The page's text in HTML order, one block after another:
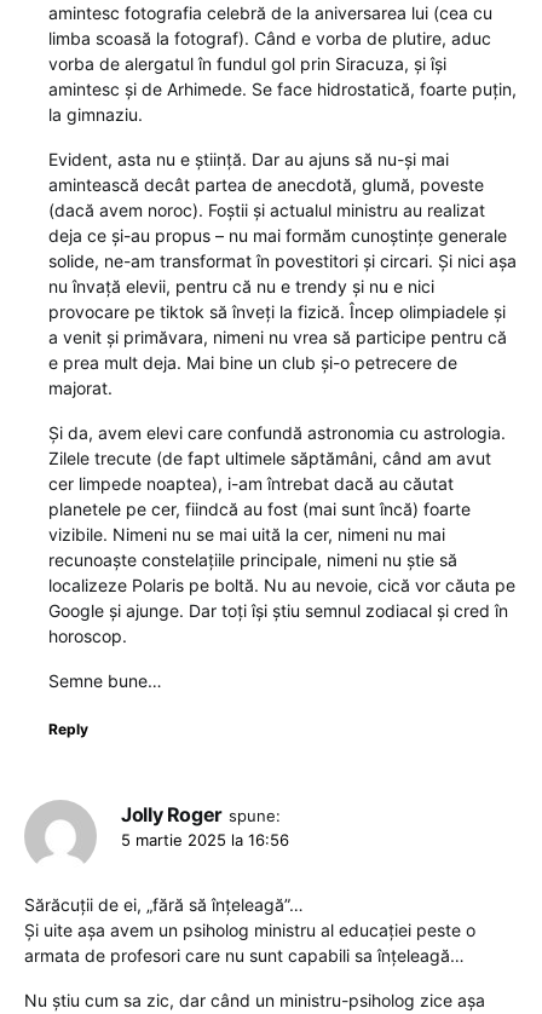
amintesc fotografia celebră de la aniversarea lui (cea cu
limba scoasă la fotograf). Când e vorba de plutire, aduc
vorba de alergatul în fundul gol prin Siracuza, și își
amintesc și de Arhimede. Se face hidrostatică, foarte puțin,
la gimnaziu.
Evident, asta nu e știință. Dar au ajuns să nu-și mai
amintească decât partea de anecdotă, glumă, poveste
(dacă avem noroc). Foștii și actualul ministru au realizat
deja ce și-au propus – nu mai formăm cunoștințe generale
solide, ne-am transformat în povestitori și circari. Și nici așa
nu învață elevii, pentru că nu e trendy și nu e nici
provocare pe tiktok să înveți la fizică. Încep olimpiadele și
a venit și primăvara, nimeni nu vrea să participe pentru că
e prea mult deja. Mai bine un club și-o petrecere de
majorat.
Și da, avem elevi care confundă astronomia cu astrologia.
Zilele trecute (de fapt ultimele săptămâni, când am avut
cer limpede noaptea), i-am întrebat dacă au căutat
planetele pe cer, fiindcă au fost (mai sunt încă) foarte
vizibile. Nimeni nu se mai uită la cer, nimeni nu mai
recunoaște constelațiile principale, nimeni nu știe să
localizeze Polaris pe boltă. Nu au nevoie, cică vor căuta pe
Google și ajunge. Dar toți își știu semnul zodiacal și cred în
horoscop.
Semne bune…
Reply
Jolly Roger spune:
5 martie 2025 la 16:56
Sărăcuții de ei, „fără să înțeleagă”…
Și uite așa avem un psiholog ministru al educației peste o
armata de profesori care nu sunt capabili sa înțeleagă…
Nu știu cum sa zic, dar când un ministru-psiholog zice așa